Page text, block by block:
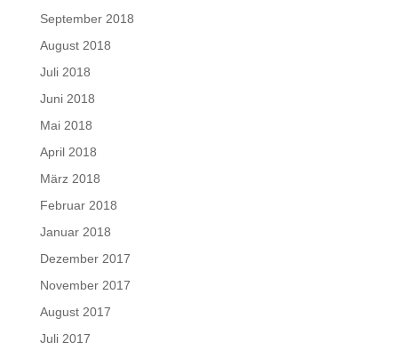
September 2018
August 2018
Juli 2018
Juni 2018
Mai 2018
April 2018
März 2018
Februar 2018
Januar 2018
Dezember 2017
November 2017
August 2017
Juli 2017